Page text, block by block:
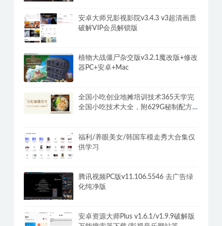
安卓大师兄影视影院v3.4.3 v3超清画质
破解VIP会员解锁版
植物大战僵尸杂交版v3.2.1魔改版+修改
器PC+安卓+Mac
全国小吃创业地摊培训技术365天学完
全国小吃技术大全，附629G秘制配方
福利/养眼美女/韩国车模走秀大合集仅
供学习
腾讯视频PC版v11.106.5546 去广告绿
化纯净版
安卓资源大师Plus v1.6.1/v1.9.9破解版